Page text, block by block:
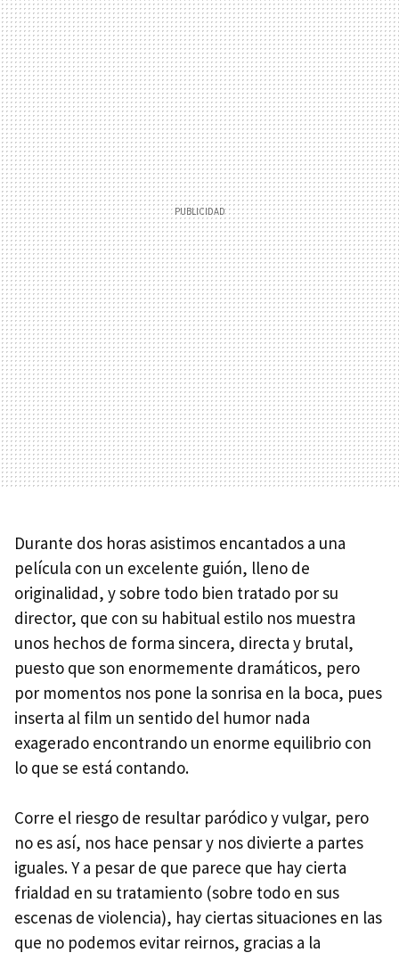
Durante dos horas asistimos encantados a una
película con un excelente guión, lleno de
originalidad, y sobre todo bien tratado por su
director, que con su habitual estilo nos muestra
unos hechos de forma sincera, directa y brutal,
puesto que son enormemente dramáticos, pero
por momentos nos pone la sonrisa en la boca, pues
inserta al film un sentido del humor nada
exagerado encontrando un enorme equilibrio con
lo que se está contando.
Corre el riesgo de resultar paródico y vulgar, pero
no es así, nos hace pensar y nos divierte a partes
iguales. Y a pesar de que parece que hay cierta
frialdad en su tratamiento (sobre todo en sus
escenas de violencia), hay ciertas situaciones en las
que no podemos evitar reirnos, gracias a la